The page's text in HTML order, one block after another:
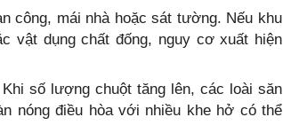
công, mái nhà hoặc sát tường. Nếu khu
vật dụng chất đống, nguy cơ xuất hiện
số lượng chuột tăng lên, các loài săn
nóng điều hòa với nhiều khe hở có thể